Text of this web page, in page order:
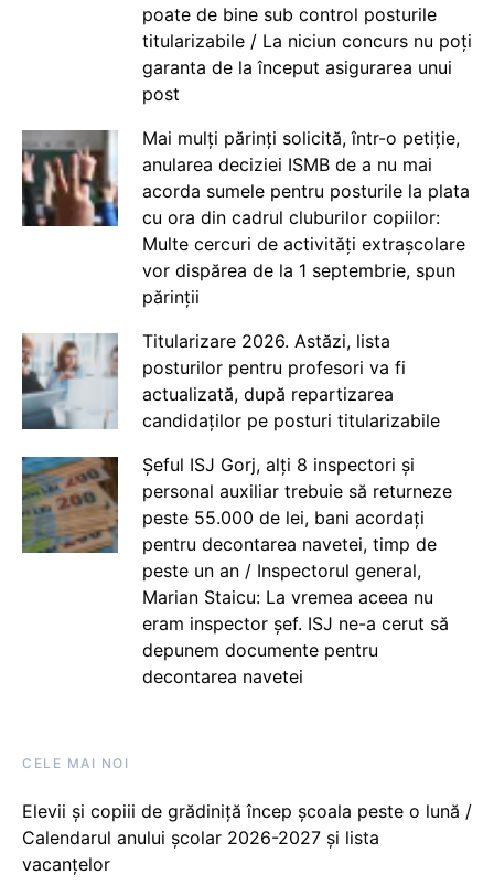
poate de bine sub control posturile
titularizabile / La niciun concurs nu poți
garanta de la început asigurarea unui
post
Mai mulți părinți solicită, într-o petiție,
anularea deciziei ISMB de a nu mai
acorda sumele pentru posturile la plata
cu ora din cadrul cluburilor copiilor:
Multe cercuri de activități extrașcolare
vor dispărea de la 1 septembrie, spun
părinții
Titularizare 2026. Astăzi, lista
posturilor pentru profesori va fi
actualizată, după repartizarea
candidaților pe posturi titularizabile
Șeful ISJ Gorj, alți 8 inspectori și
personal auxiliar trebuie să returneze
peste 55.000 de lei, bani acordați
pentru decontarea navetei, timp de
peste un an / Inspectorul general,
Marian Staicu: La vremea aceea nu
eram inspector șef. ISJ ne-a cerut să
depunem documente pentru
decontarea navetei
CELE MAI NOI
Elevii și copiii de grădiniță încep școala peste o lună /
Calendarul anului școlar 2026-2027 și lista
vacanțelor